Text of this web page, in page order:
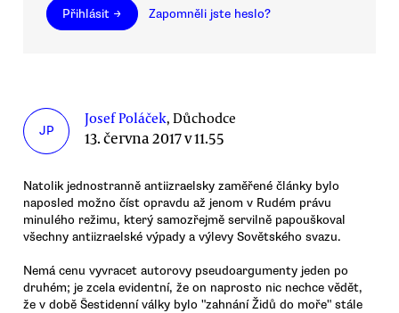
Přihlásit → Zapomněli jste heslo?
JP
Josef Poláček, Důchodce
13. června 2017 v 11.55
Natolik jednostranně antiizraelsky zaměřené články bylo
naposled možno číst opravdu až jenom v Rudém právu
minulého režimu, který samozřejmě servilně papouškoval
všechny antiizraelské výpady a výlevy Sovětského svazu.
Nemá cenu vyvracet autorovy pseudoargumenty jeden po
druhém; je zcela evidentní, že on naprosto nic nechce vědět,
že v době Šestidenní války bylo "zahnání Židů do moře" stále